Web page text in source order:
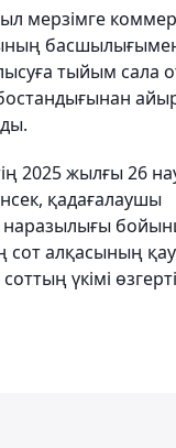
мерзімге
тыйым сала
2025 жылғы 26
қадағалаушы
наразылығы
сот алқасының
үкімі